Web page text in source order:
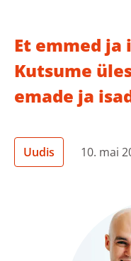
Kuidas aidata?
Heategevuslikud
Et emmed ja
Kutsume
emade ja
Uudis 10. mai